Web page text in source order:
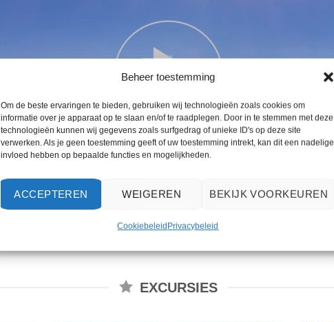
Beheer toestemming
Om de beste ervaringen te bieden, gebruiken wij technologieën zoals cookies om
informatie over je apparaat op te slaan en/of te raadplegen. Door in te stemmen met deze
technologieën kunnen wij gegevens zoals surfgedrag of unieke ID's op deze site
verwerken. Als je geen toestemming geeft of uw toestemming intrekt, kan dit een nadelige
invloed hebben op bepaalde functies en mogelijkheden.
ACCEPTEREN WEIGEREN BEKIJK VOORKEUREN
CookiebeleidPrivacybeleid
EXCURSIES